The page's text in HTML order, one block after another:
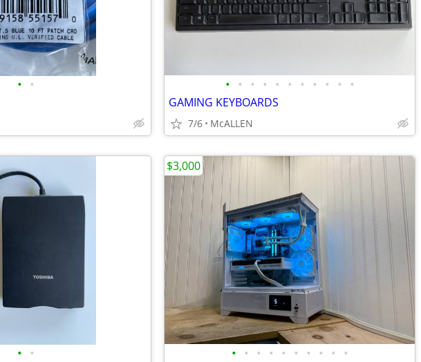
• • • • • • • • • • • • •
GAMING KEYBOARDS
7/6 McALLEN
• • • • • • • • • • • •
$3,000